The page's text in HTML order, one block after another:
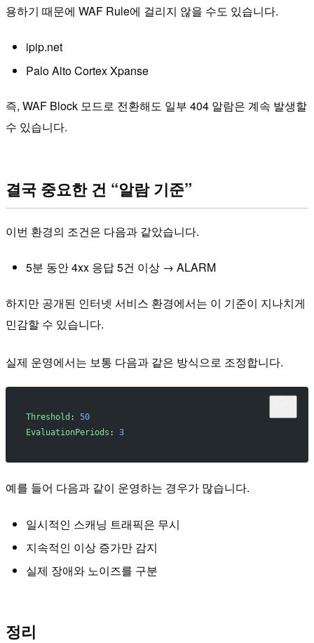
용하기 때문에 WAF Rule에 걸리지 않을 수도 있습니다.
ipip.net
Palo Alto Cortex Xpanse
즉, WAF Block 모드로 전환해도 일부 404 알람은 계속 발생할
수 있습니다.
결국 중요한 건 “알람 기준”
이번 환경의 조건은 다음과 같았습니다.
5분 동안 4xx 응답 5건 이상 → ALARM
하지만 공개된 인터넷 서비스 환경에서는 이 기준이 지나치게
민감할 수 있습니다.
실제 운영에서는 보통 다음과 같은 방식으로 조정합니다.
Threshold : 50
EvaluationPeriods : 3
예를 들어 다음과 같이 운영하는 경우가 많습니다.
일시적인 스캐닝 트래픽은 무시
지속적인 이상 증가만 감지
실제 장애와 노이즈를 구분
정리